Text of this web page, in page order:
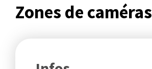
Zones de caméras